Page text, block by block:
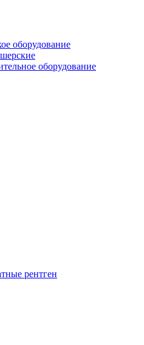
оборудование
оборудование
рентген